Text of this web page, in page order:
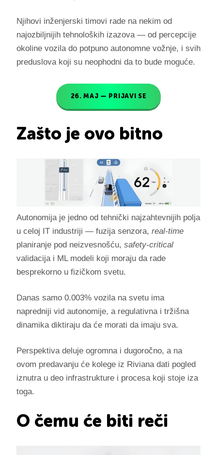
Njihovi inženjerski timovi rade na nekim od
najozbiljnijih tehnoloških izazova — od percepcije
okoline vozila do potpuno autonomne vožnje, i svih
preduslova koji su neophodni da to bude moguće.
26. MAJ — PRIJAVI SE
Zašto je ovo bitno
Autonomija je jedno od tehnički najzahtevnijih polja
u celoj IT industriji — fuzija senzora, real-time
planiranje pod neizvesnošću, safety-critical
validacija i ML modeli koji moraju da rade
besprekorno u fizičkom svetu.
Danas samo 0.003% vozila na svetu ima
napredniji vid autonomije, a regulativna i tržišna
dinamika diktiraju da će morati da imaju sva.
Perspektiva deluje ogromna i dugoročno, a na
ovom predavanju će kolege iz Riviana dati pogled
iznutra u deo infrastrukture i procesa koji stoje iza
toga.
O čemu će biti reči